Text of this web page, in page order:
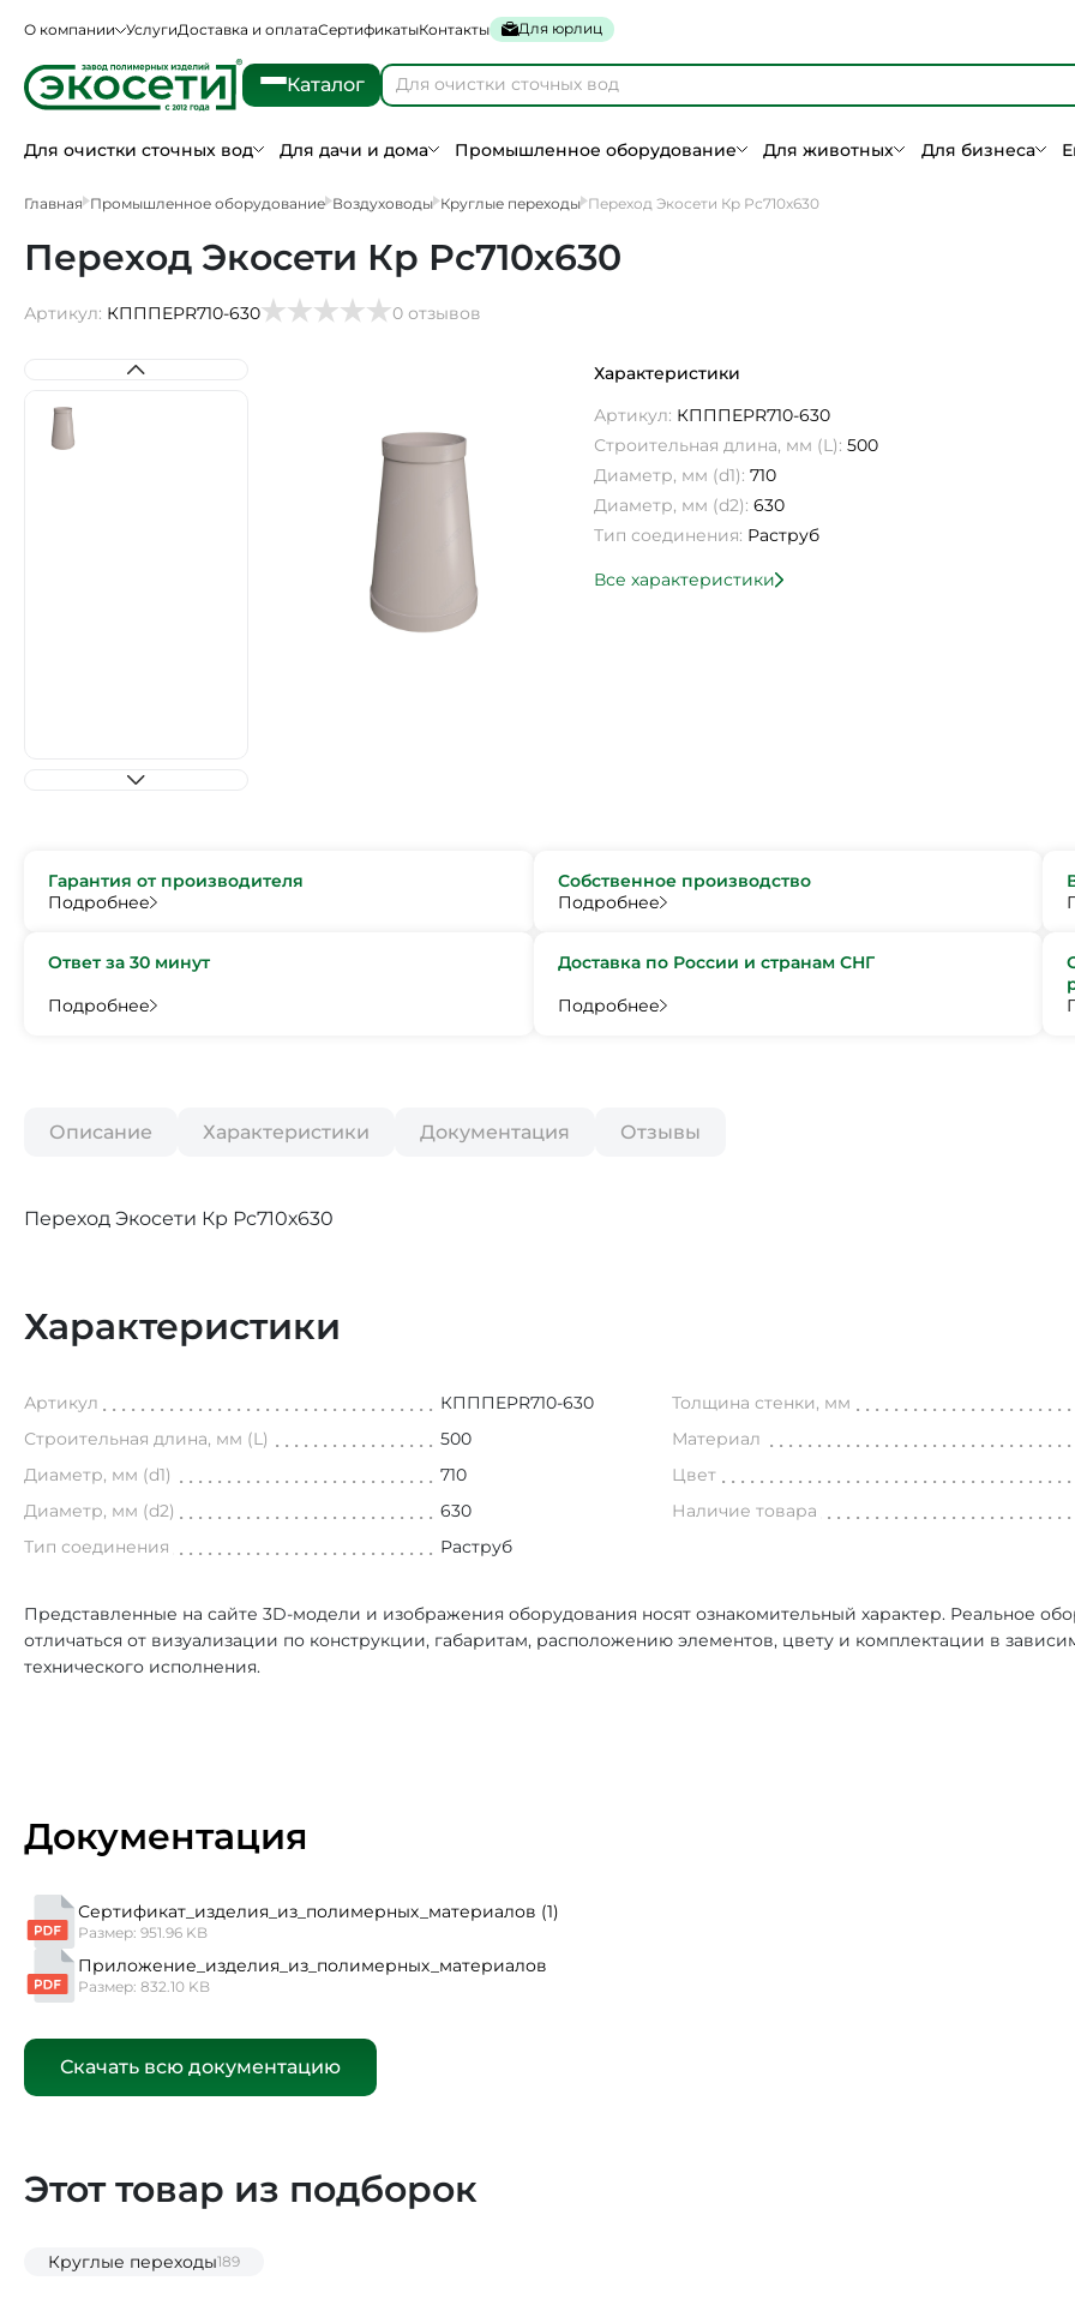
О компании УслугиДоставка и оплатаСертификатыКонтакты Для юрлиц
Каталог
Для очистки сточных вод Для дачи и дома Промышленное оборудование Для животных Для бизнеса
Главная Промышленное оборудование Воздуховоды Круглые переходы Переход Экосети Кр Рс710х630
Переход Экосети Кр Рс710х630
Артикул: КПППEPR710-630 0 отзывов
Характеристики
Артикул: КПППEPR710-630
Строительная длина, мм (L): 500
Диаметр, мм (d1): 710
Диаметр, мм (d2): 630
Тип соединения: Раструб
Все характеристики
Гарантия от производителя
Подробнее
Собственное производство
Подробнее
Ответ за 30 минут
Подробнее
Доставка по России и странам СНГ
Подробнее
Описание Характеристики Документация Отзывы
Переход Экосети Кр Рс710х630
Характеристики
Артикул
КПППEPR710-630
Строительная длина, мм (L)
500
Диаметр, мм (d1)
710
Диаметр, мм (d2)
630
Тип соединения
Раструб
Толщина стенки, мм
Материал
Цвет
Наличие товара
Представленные на сайте 3D-модели и изображения оборудования носят ознакомительный характер. Реальное
отличаться от визуализации по конструкции, габаритам, расположению элементов, цвету и комплектации в
технического исполнения.
Документация
Сертификат_изделия_из_полимерных_материалов (1)
Размер: 951.96 KB
Приложение_изделия_из_полимерных_материалов
Размер: 832.10 KB
Скачать всю документацию
Этот товар из подборок
Круглые переходы189